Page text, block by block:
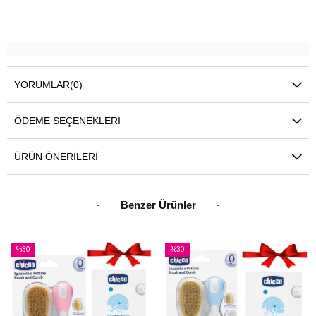
YORUMLAR(0)
ÖDEME SEÇENEKLERI
ÜRÜN ÖNERILERI
Benzer Ürünler
%30
İndirim
%30İndirim
%30
İndirim
%30İndirim